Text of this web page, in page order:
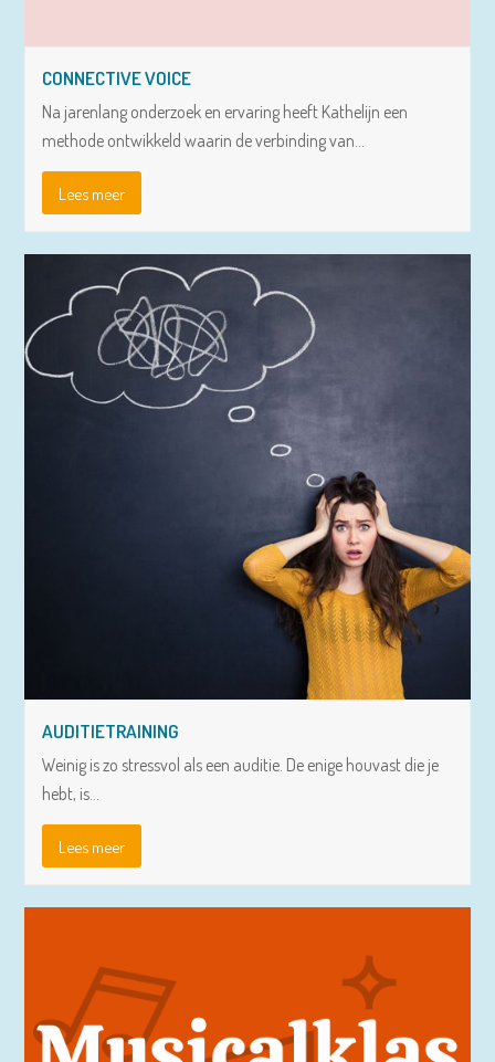
CONNECTIVE VOICE
Na jarenlang onderzoek en ervaring heeft Kathelijn een
methode ontwikkeld waarin de verbinding van…
Lees meer
AUDITIETRAINING
Weinig is zo stressvol als een auditie. De enige houvast die je
hebt, is…
Lees meer